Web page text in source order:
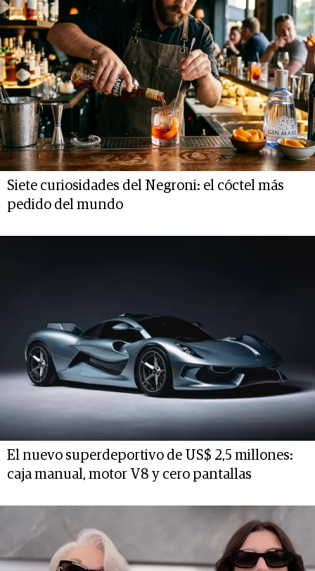
Siete curiosidades del Negroni: el cóctel más
pedido del mundo
El nuevo superdeportivo de US$ 2,5 millones:
caja manual, motor V8 y cero pantallas